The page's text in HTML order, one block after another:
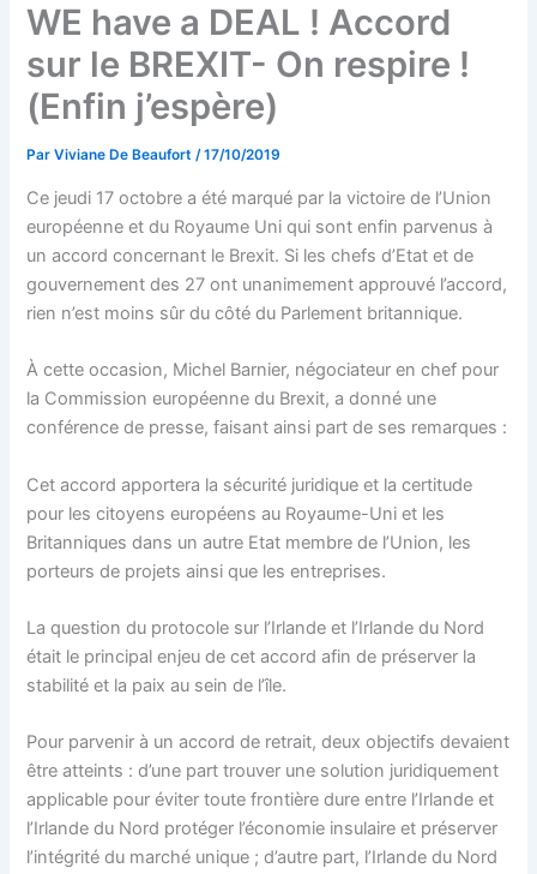
WE have a DEAL ! Accord
sur le BREXIT- On respire !
(Enfin j’espère)
ParViviane De Beaufort/17/10/2019
Ce jeudi 17 octobre a été marqué par la victoire de l’Union
européenne et du Royaume Uni qui sont enfin parvenus à
un accord concernant le Brexit. Si les chefs d’Etat et de
gouvernement des 27 ont unanimement approuvé l’accord,
rien n’est moins sûr du côté du Parlement britannique.
À cette occasion, Michel Barnier, négociateur en chef pour
la Commission européenne du Brexit, a donné une
conférence de presse, faisant ainsi part de ses remarques :
Cet accord apportera la sécurité juridique et la certitude
pour les citoyens européens au Royaume-Uni et les
Britanniques dans un autre Etat membre de l’Union, les
porteurs de projets ainsi que les entreprises.
La question du protocole sur l’Irlande et l’Irlande du Nord
était le principal enjeu de cet accord afin de préserver la
stabilité et la paix au sein de l’île.
Pour parvenir à un accord de retrait, deux objectifs devaient
être atteints : d’une part trouver une solution juridiquement
applicable pour éviter toute frontière dure entre l’Irlande et
l’Irlande du Nord protéger l’économie insulaire et préserver
l’intégrité du marché unique ; d’autre part, l’Irlande du Nord